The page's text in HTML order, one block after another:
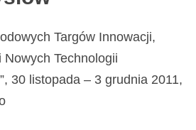
Targów Innowacji,
Technologii
30 listopada – 3 grudnia 2011,